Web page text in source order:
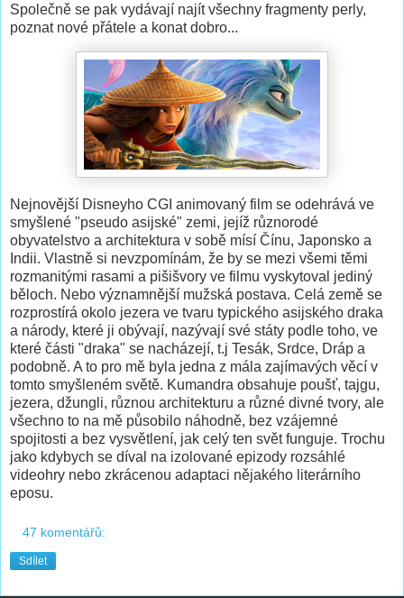
Společně se pak vydávají najít všechny fragmenty perly,
poznat nové přátele a konat dobro...
Nejnovější Disneyho CGI animovaný film se odehrává ve
smyšlené "pseudo asijské" zemi, jejíž různorodé
obyvatelstvo a architektura v sobě mísí Čínu, Japonsko a
Indii. Vlastně si nevzpomínám, že by se mezi všemi těmi
rozmanitými rasami a pišišvory ve filmu vyskytoval jediný
běloch. Nebo významnější mužská postava. Celá země se
rozprostírá okolo jezera ve tvaru typického asijského draka
a národy, které ji obývají, nazývají své státy podle toho, ve
které části "draka" se nacházejí, t.j Tesák, Srdce, Dráp a
podobně. A to pro mě byla jedna z mála zajímavých věcí v
tomto smyšleném světě. Kumandra obsahuje poušť, tajgu,
jezera, džungli, různou architekturu a různé divné tvory, ale
všechno to na mě působilo náhodně, bez vzájemné
spojitosti a bez vysvětlení, jak celý ten svět funguje. Trochu
jako kdybych se díval na izolované epizody rozsáhlé
videohry nebo zkrácenou adaptaci nějakého literárního
eposu.
47 komentářů:
Sdílet